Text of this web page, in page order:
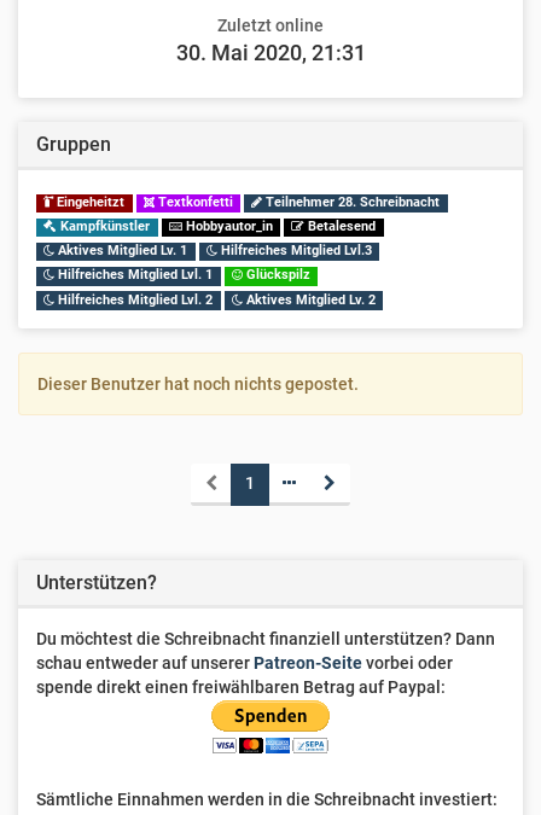
Zuletzt online
30. Mai 2020, 21:31
Gruppen
Eingeheitzt Textkonfetti
Teilnehmer 28. Schreibnacht
Kampfkünstler
Hobbyautor_in
Betalesend
Aktives Mitglied Lv. 1
Hilfreiches Mitglied Lvl.3
Hilfreiches Mitglied Lvl. 1
Glückspilz
Hilfreiches Mitglied Lvl. 2
Aktives Mitglied Lv. 2
Dieser Benutzer hat noch nichts gepostet.
1
Unterstützen?
Du möchtest die Schreibnacht finanziell unterstützen? Dann
schau entweder auf unsererPatreon-Seitevorbei oder
spende direkt einen freiwählbaren Betrag auf Paypal:
Sämtliche Einnahmen werden in die Schreibnacht investiert: